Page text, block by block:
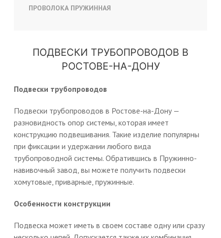
ПРОВОЛОКА ПРУЖИННАЯ
ПОДВЕСКИ ТРУБОПРОВОДОВ В
РОСТОВЕ-НА-ДОНУ
Подвески трубопроводов
Подвески трубопроводов в Ростове-на-Дону —
разновидность опор системы, которая имеет
конструкцию подвешивания. Такие изделие популярны
при фиксации и удержании любого вида
трубопроводной системы. Обратившись в Пружинно-
навивочный завод, вы можете получить подвески
хомутовые, приварные, пружинные.
Особенности конструкции
Подвеска может иметь в своем составе одну или сразу